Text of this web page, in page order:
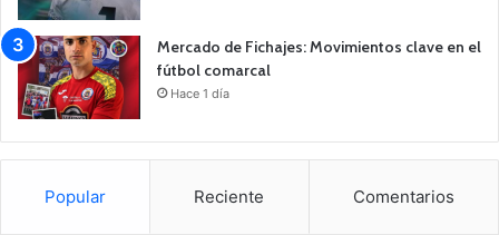
Mercado de Fichajes: Movimientos clave en el
fútbol comarcal
Hace 1 día
Popular Reciente Comentarios